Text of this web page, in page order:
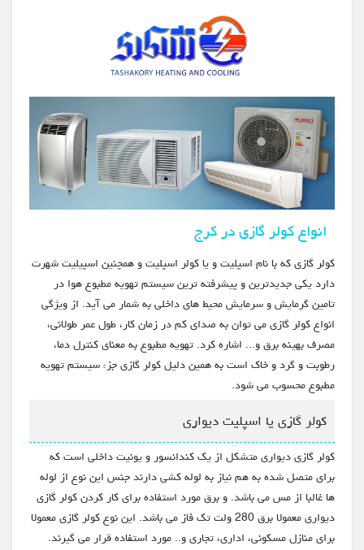
انواع کولر گازی در کرج
کولر گازی که با نام اسپلیت و یا کولر اسپلیت و همچنین اسپیلیت شهرت
دارد یکی جدیدترین و پیشرفته ترین سیستم تهویه مطبوع هوا در
تامین گرمایش و سرمایش محیط های داخلی به شمار می آید. از ویژگی
انواع کولر گازی می توان به صدای کم در زمان کار، طول عمر طولانی،
مصرف بهینه برق و... اشاره کرد. تهویه مطبوع به معنای کنترل دما،
رطوبت و گرد و خاک است به همین دلیل کولر گازی جزء سیستم تهویه
مطبوع محسوب می شود.
کولر گازی یا اسپلیت دیواری
کولر گازی دیواری متشکل از یک کندانسور و یونیت داخلی است که
برای متصل شده به هم نیاز به لوله کشی دارند جنس این نوع از لوله
ها غالبا از مس می باشد. و برق مورد استفاده برای کار کردن کولر گازی
دیواری معمولا برق 280 ولت تک فاز می باشد. این نوع کولر گازی معمولا
برای منازل مسکونی، اداری، تجاری و.. مورد استفاده قرار می گیرند.